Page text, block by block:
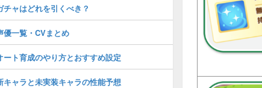
チャはどれを引くべき？
優一覧・CVまとめ
ート育成のやり方とおすすめ設定
キャラと未実装キャラの性能予想